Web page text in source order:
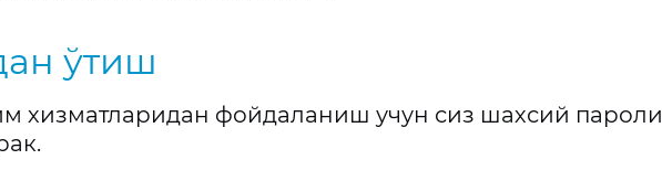
ўтиш
хизматларидан фойдаланиш учун сиз шахсий